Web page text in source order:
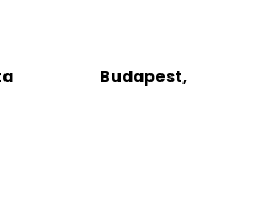
Budapest,